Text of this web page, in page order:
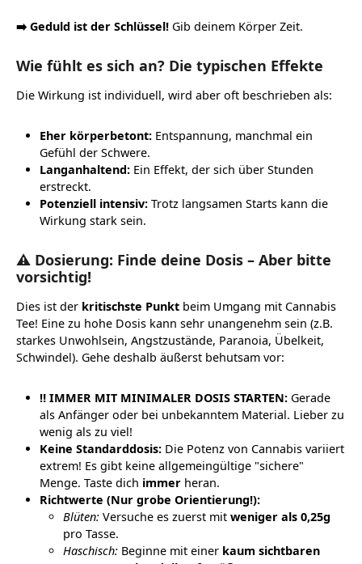
➡️ Geduld ist der Schlüssel! Gib deinem Körper Zeit.
Wie fühlt es sich an? Die typischen Effekte
Die Wirkung ist individuell, wird aber oft beschrieben als:
Eher körperbetont:Entspannung, manchmal ein
Gefühl der Schwere.
Langanhaltend:Ein Effekt, der sich über Stunden
erstreckt.
Potenziell intensiv:Trotz langsamen Starts kann die
Wirkung stark sein.
⚠️ Dosierung: Finde deine Dosis – Aber bitte
vorsichtig!
Dies ist der kritischste Punkt beim Umgang mit Cannabis
Tee! Eine zu hohe Dosis kann sehr unangenehm sein (z.B.
starkes Unwohlsein, Angstzustände, Paranoia, Übelkeit,
Schwindel). Gehe deshalb äußerst behutsam vor:
‼️ IMMER MIT MINIMALER DOSIS STARTEN:Gerade
als Anfänger oder bei unbekanntem Material. Lieber zu
wenig als zu viel!
Keine Standarddosis:Die Potenz von Cannabis variiert
extrem! Es gibt keine allgemeingültige "sichere"
Menge. Taste dich immerheran.
Richtwerte (Nur grobe Orientierung!):
Blüten:Versuche es zuerst mit weniger als 0,25g
pro Tasse.
Haschisch:Beginne mit einer kaum sichtbaren